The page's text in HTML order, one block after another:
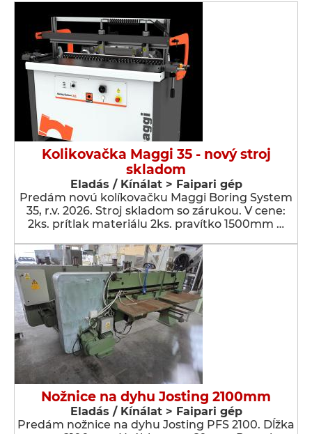
Kolikovačka Maggi 35 - nový stroj
skladom
Eladás / Kínálat > Faipari gép
Predám novú kolíkovačku Maggi Boring System
35, r.v. 2026. Stroj skladom so zárukou. V cene:
2ks. prítlak materiálu 2ks. pravítko 1500mm …
Nožnice na dyhu Josting 2100mm
Eladás / Kínálat > Faipari gép
Predám nožnice na dyhu Josting PFS 2100. Dĺžka